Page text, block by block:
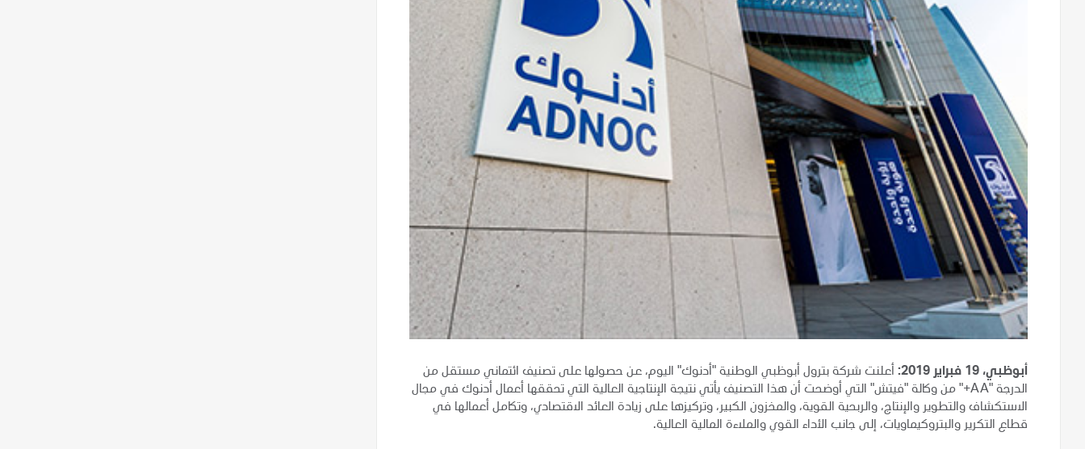
أبوظبي، 19 فبراير 2019:
أعلنت شركة بترول أبوظبي الوطنية "أدنوك" اليوم، عن حصولها على تصنيف ائتماني مستقل من
الدرجة "AA+" من وكالة "فيتش" التي أوضحت أن هذا التصنيف يأتي نتيجة الإنتاجية العالية التي تحققها أعمال أدنوك في مجال
الاستكشاف والتطوير والإنتاج، والربحية القوية، والمخزون الكبير، وتركيزها على زيادة العائد الاقتصادي، وتكامل أعمالها في
قطاع التكرير والبتروكيماويات، إلى جانب الأداء القوي والملاءة المالية العالية.